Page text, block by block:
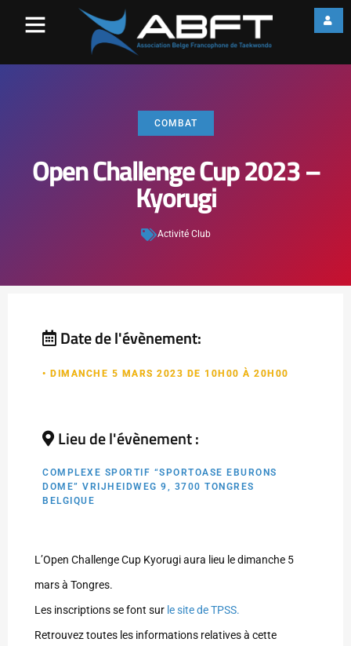
COMBAT
Open Challenge Cup 2023 –
Kyorugi
Activité Club
Date de l'évènement:
• DIMANCHE 5 MARS 2023 DE 10H00 À 20H00
Lieu de l'évènement :
COMPLEXE SPORTIF “SPORTOASE EBURONS
DOME” VRIJHEIDWEG 9, 3700 TONGRES
BELGIQUE
L’Open Challenge Cup Kyorugi aura lieu le dimanche 5
mars à Tongres.
Les inscriptions se font sur le site de TPSS.
Retrouvez toutes les informations relatives à cette